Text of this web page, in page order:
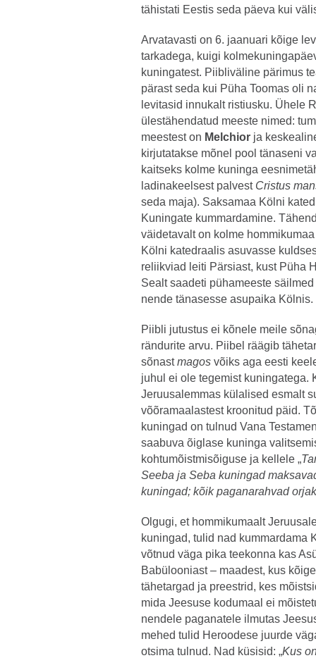
tähistati Eestis seda päeva kui
Arvatavasti on 6. jaanuari kõige
tarkadega, kuigi
kuningatest. Piibliväline pärimus
pärast seda kui Püha Toomas oli
levitasid innukalt ristiusku. Ühele
ülestähendatud meeste nimed:
meestest on Melchior ja
kirjutatakse mõnel pool tänaseni
kaitseks kolme kuninga
ladinakeelsest palvest Cristus
seda maja). Saksamaa Kölni
Kuningate kummardamine.
väidetavalt on kolme
Kölni katedraalis asuvasse
reliikviad leiti Pärsiast, kust Püha
Sealt saadeti pühameeste
nende tänasesse asupaika Kölnis.
Piibli jutustus ei kõnele meile
rändurite arvu. Piibel räägib
sõnastmagos võiks aga eesti
juhul ei ole tegemist kuningatega.
Jeruusalemmas külalised esmalt
võõramaalastest kroonitud päid.
kuningad on tulnud Vana
saabuva õiglase kuninga
kohtumõistmisõiguse ja kellele „
Seeba ja Seba kuningad
kuningad; kõik paganarahvad
Olgugi, et hommikumaalt
kuningad, tulid nad kummardama
võtnud väga pika teekonna kas
Babülooniast – maadest, kus
tähetargad ja preestrid, kes
mida Jeesuse kodumaal ei
nendele paganatele ilmutas
mehed tulid Heroodese juurde
otsima tulnud. Nad küsisid: „Kus